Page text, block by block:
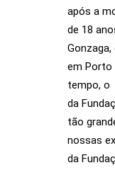
após a
de 18
em Porto
tempo, o
da
tão
nossas
da